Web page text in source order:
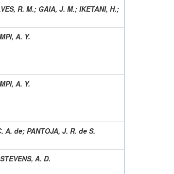
R. M.; GAIA, J. M.; IKETANI, H.;
A. Y.
A. Y.
A. de; PANTOJA, J. R. de S.
STEVENS, A. D.